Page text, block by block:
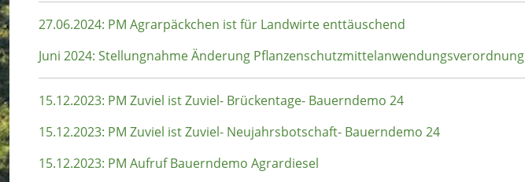
27.06.2024: PM Agrarpäckchen ist für Landwirte enttäuschend
Juni 2024: Stellungnahme Änderung Pflanzenschutzmittelanwendungsverordnung
15.12.2023: PM Zuviel ist Zuviel- Brückentage- Bauerndemo 24
15.12.2023: PM Zuviel ist Zuviel- Neujahrsbotschaft- Bauerndemo 24
15.12.2023: PM Aufruf Bauerndemo Agrardiesel